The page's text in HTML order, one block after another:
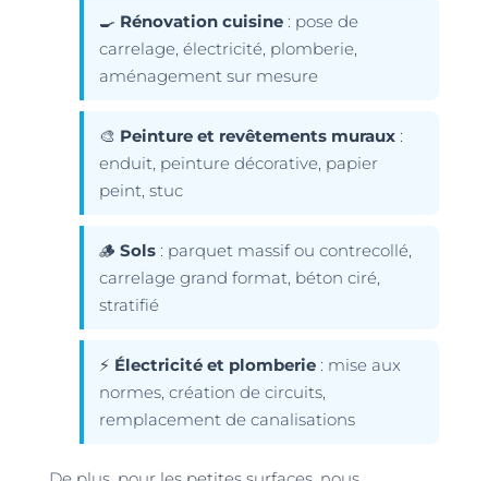
🍳 Rénovation cuisine: pose de
carrelage, électricité, plomberie,
aménagement sur mesure
🎨 Peinture et revêtements muraux:
enduit, peinture décorative, papier
peint, stuc
🪵 Sols: parquet massif ou contrecollé,
carrelage grand format, béton ciré,
stratifié
⚡ Électricité et plomberie: mise aux
normes, création de circuits,
remplacement de canalisations